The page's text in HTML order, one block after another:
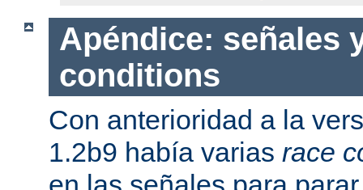
Apéndice: señales
conditions
Con anterioridad a la
1.2b9 había varias race